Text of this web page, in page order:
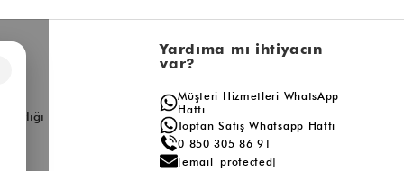
Birliği
Yardıma mı ihtiyacın
var?
Müşteri Hizmetleri WhatsApp
Hattı
Toptan Satış Whatsapp Hattı
0 850 305 86 91
[email protected]